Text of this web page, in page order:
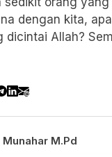
dengan kita,
dicintai Allah?
Munahar M.Pd